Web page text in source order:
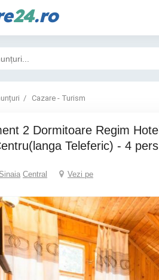
24.ro
Cazare - Turism
Teleferic) - 4 pers
Sinaia Central
Vezi pe